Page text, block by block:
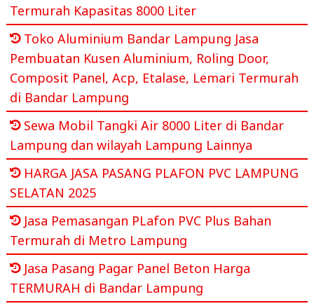
Termurah Kapasitas 8000 Liter
Toko Aluminium Bandar Lampung Jasa
Pembuatan Kusen Aluminium, Roling Door,
Composit Panel, Acp, Etalase, Lemari Termurah
di Bandar Lampung
Sewa Mobil Tangki Air 8000 Liter di Bandar
Lampung dan wilayah Lampung Lainnya
HARGA JASA PASANG PLAFON PVC LAMPUNG
SELATAN 2025
Jasa Pemasangan PLafon PVC Plus Bahan
Termurah di Metro Lampung
Jasa Pasang Pagar Panel Beton Harga
TERMURAH di Bandar Lampung